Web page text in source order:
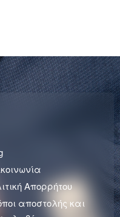
Απορρήτου
αποστολής και